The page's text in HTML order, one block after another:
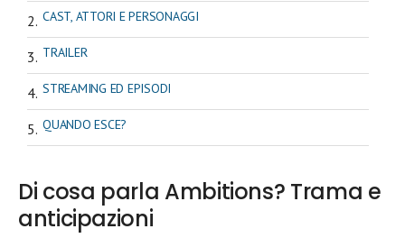
CAST, ATTORI E PERSONAGGI
TRAILER
STREAMING ED EPISODI
QUANDO ESCE?
Di cosa parla Ambitions? Trama e
anticipazioni